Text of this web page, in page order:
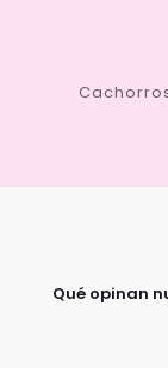
Qué opinan